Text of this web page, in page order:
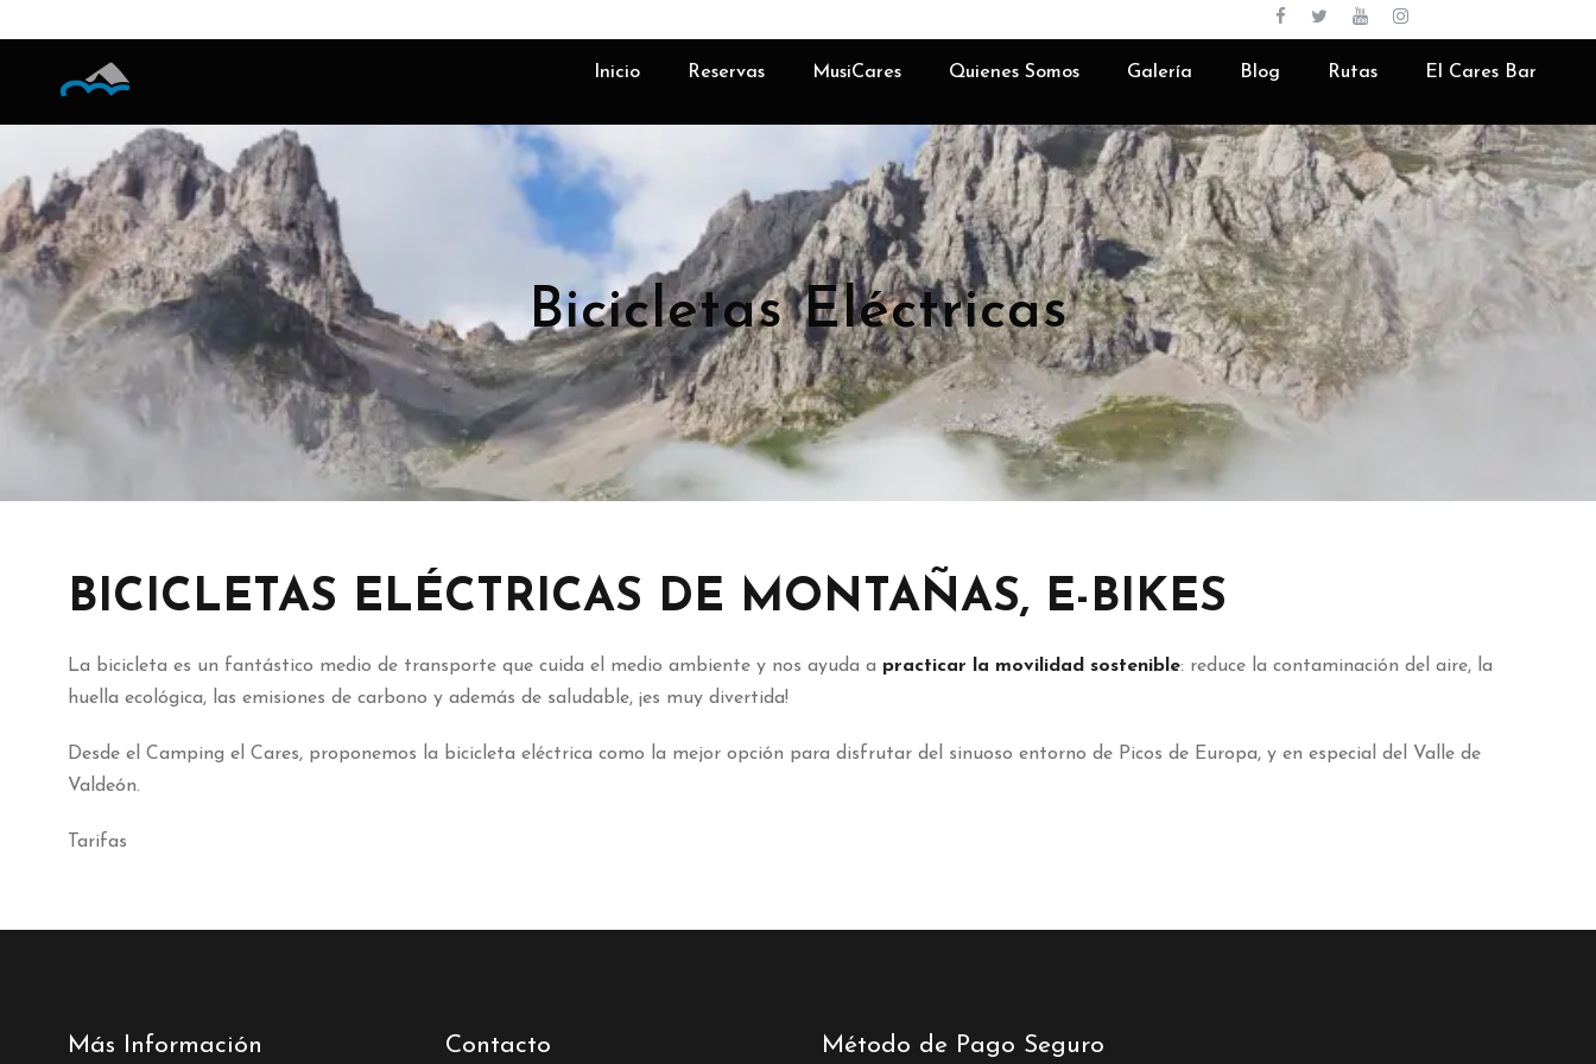
Inicio Reservas MusiCares Quienes Somos Galería Blog Rutas El Cares Bar
Bicicletas Eléctricas
BICICLETAS ELÉCTRICAS DE MONTAÑAS, E-BIKES
La bicicleta es un fantástico medio de transporte que cuida el medio ambiente y nos ayuda a practicar la movilidad sostenible: reduce la contaminación del aire, la
huella ecológica, las emisiones de carbono y además de saludable, ¡es muy divertida!
Desde el Camping el Cares, proponemos la bicicleta eléctrica como la mejor opción para disfrutar del sinuoso entorno de Picos de Europa, y en especial del Valle de
Valdeón.
Tarifas
Más Información Contacto Método de Pago Seguro